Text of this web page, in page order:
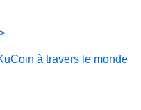
à travers le monde